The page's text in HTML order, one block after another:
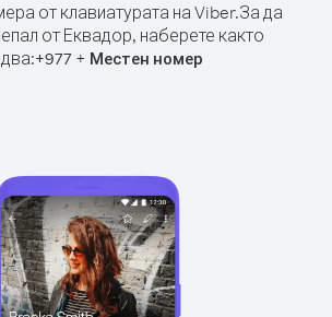
от клавиатурата на Viber.За да
от Еквадор, наберете както
+977+ Местен номер